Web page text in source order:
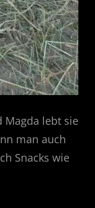
Magda lebt sie
man auch
Snacks wie